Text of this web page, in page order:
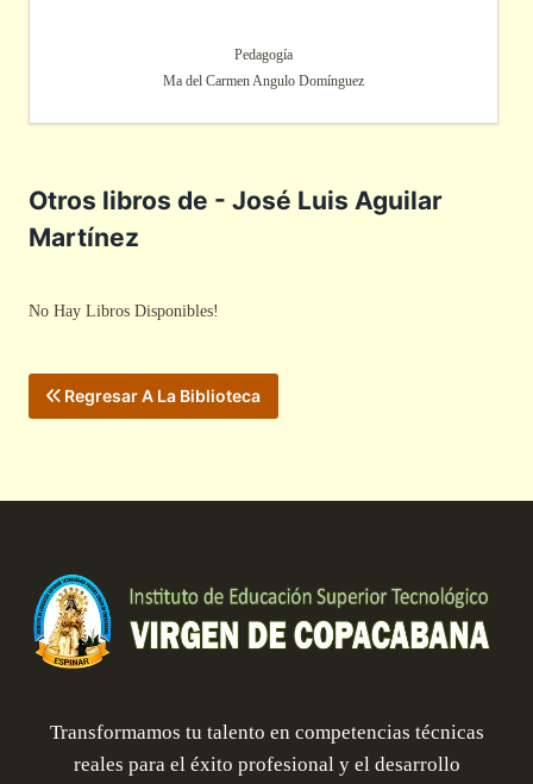
Pedagogía
Ma del Carmen Angulo Domínguez
Otros libros de - José Luis Aguilar
Martínez
No Hay Libros Disponibles!
Regresar A La Biblioteca
Transformamos tu talento en competencias técnicas
reales para el éxito profesional y el desarrollo